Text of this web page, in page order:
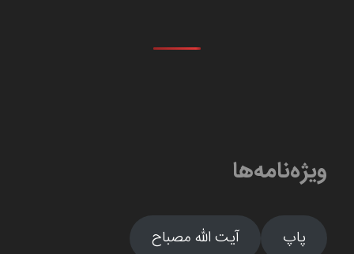
ویژه‌نامه‌ها
پاپ
آیت الله مصباح